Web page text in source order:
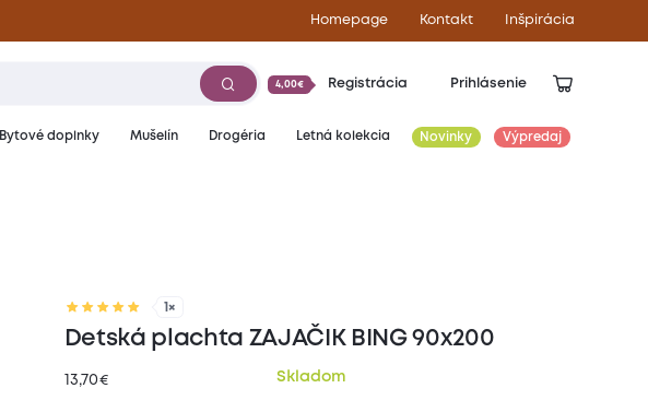
Homepage Kontakt Inšpirácia
4,00€ Registrácia Prihlásenie
Bytové doplnky Mušelín Drogéria Letná kolekcia Novinky Výpredaj
1×
Detská plachta ZAJAČIK BING 90x200
13,70 € Skladom